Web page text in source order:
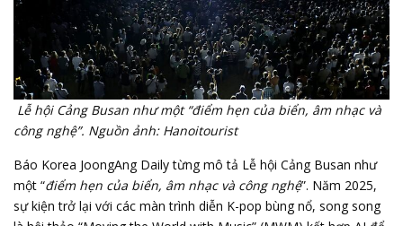
Lễ hội Cảng Busan như một “điểm hẹn của biển, âm nhạc và
công nghệ”. Nguồn ảnh: Hanoitourist
Báo Korea JoongAng Daily từng mô tả Lễ hội Cảng Busan như
một “điểm hẹn của biển, âm nhạc và công nghệ”. Năm 2025,
sự kiện trở lại với các màn trình diễn K-pop bùng nổ, song song